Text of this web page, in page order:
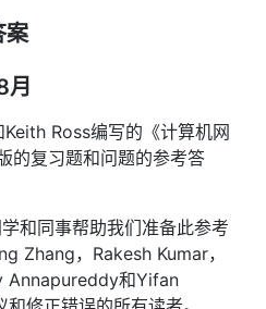
案
月
Ross编写的《计算机网
的复习题和问题的参考答
和同事帮助我们准备此参考
Zhang，Rakesh Kumar，
Annapureddy和Yifan